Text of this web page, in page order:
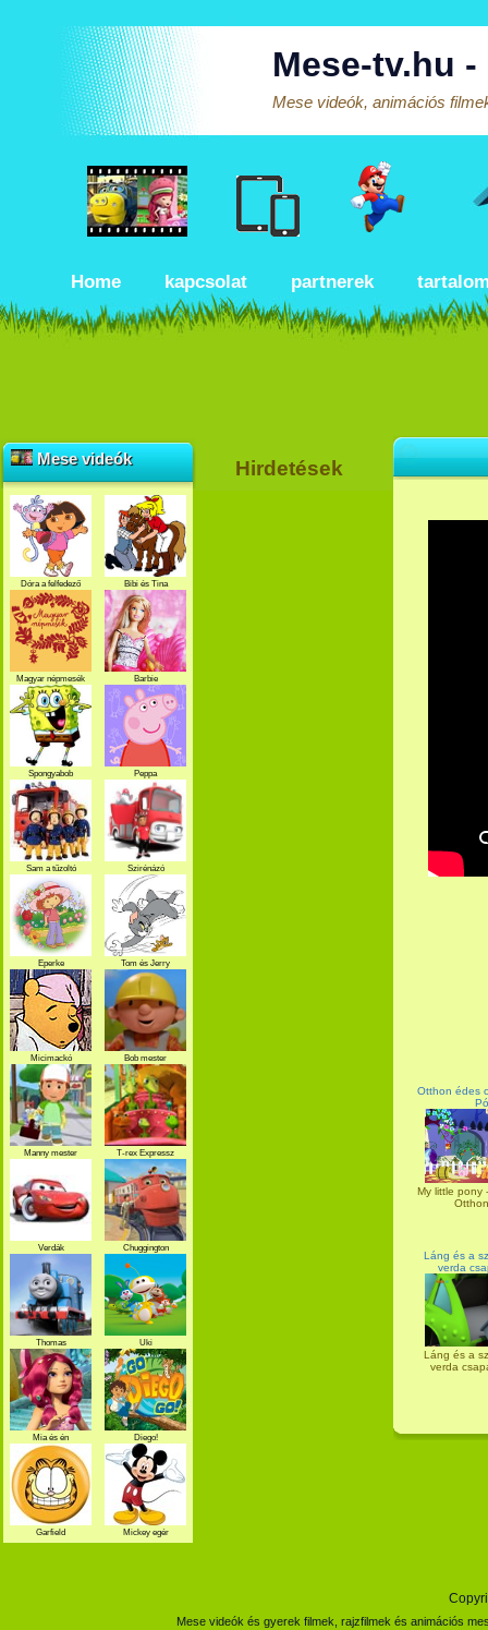
Mese-tv.hu
Mese videók, animációs
Home kapcsolat partnerek
Otthon édes
My little pony
Láng és a
verda
Láng és a
verda
Mese videók
Dóra a felfedező Bibi és Tina
Magyar népmesék Barbie
Spongyabob Peppa
Sam a tűzoltó
Szirénázó
szupercsapat
Eperke Tom és Jerry
Micimackó Bob mester
Manny mester T-rex Expressz
Verdák Chuggington
Thomas Uki
Mia és én Diego!
Garfield Mickey egér
Hirdetések
Mese videók és gyerek filmek, rajzfilmek és animációs